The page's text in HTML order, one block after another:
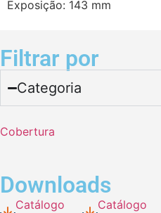
Exposição: 143 mm
Filtrar por
Categoria
Cobertura
Downloads
Catálogo
Catálogo